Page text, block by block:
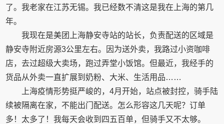
了。我老家在江苏无锡。我已经数不清这是我在上海的第几
年。
我现在是美团上海静安寺站的站长，负责配送的区域是
静安寺附近房源3公里左右。因为送外卖，我路过小资咖啡
店，去过超级大卖场，跑过弄堂小饭馆。但最近，我经手的
货品从外卖一直扩展到奶粉、大米、生活用品……
上海疫情形势挺严峻的，4月开始，站点被封控，骑手陆
续被隔离在家，不能出门配送。怎么形容这几天呢？订单
多！太多了！我每天会收到四五百单，但骑手又不太够。